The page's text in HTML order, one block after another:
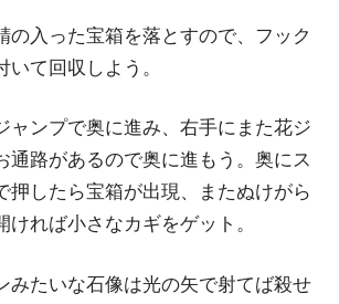
の入った宝箱を落とすので、フック
いて回収しよう。
ャンプで奥に進み、右手にまた花ジ
通路があるので奥に進もう。奥にス
押したら宝箱が出現、またぬけがら
ければ小さなカギをゲット。
みたいな石像は光の矢で射てば殺せ